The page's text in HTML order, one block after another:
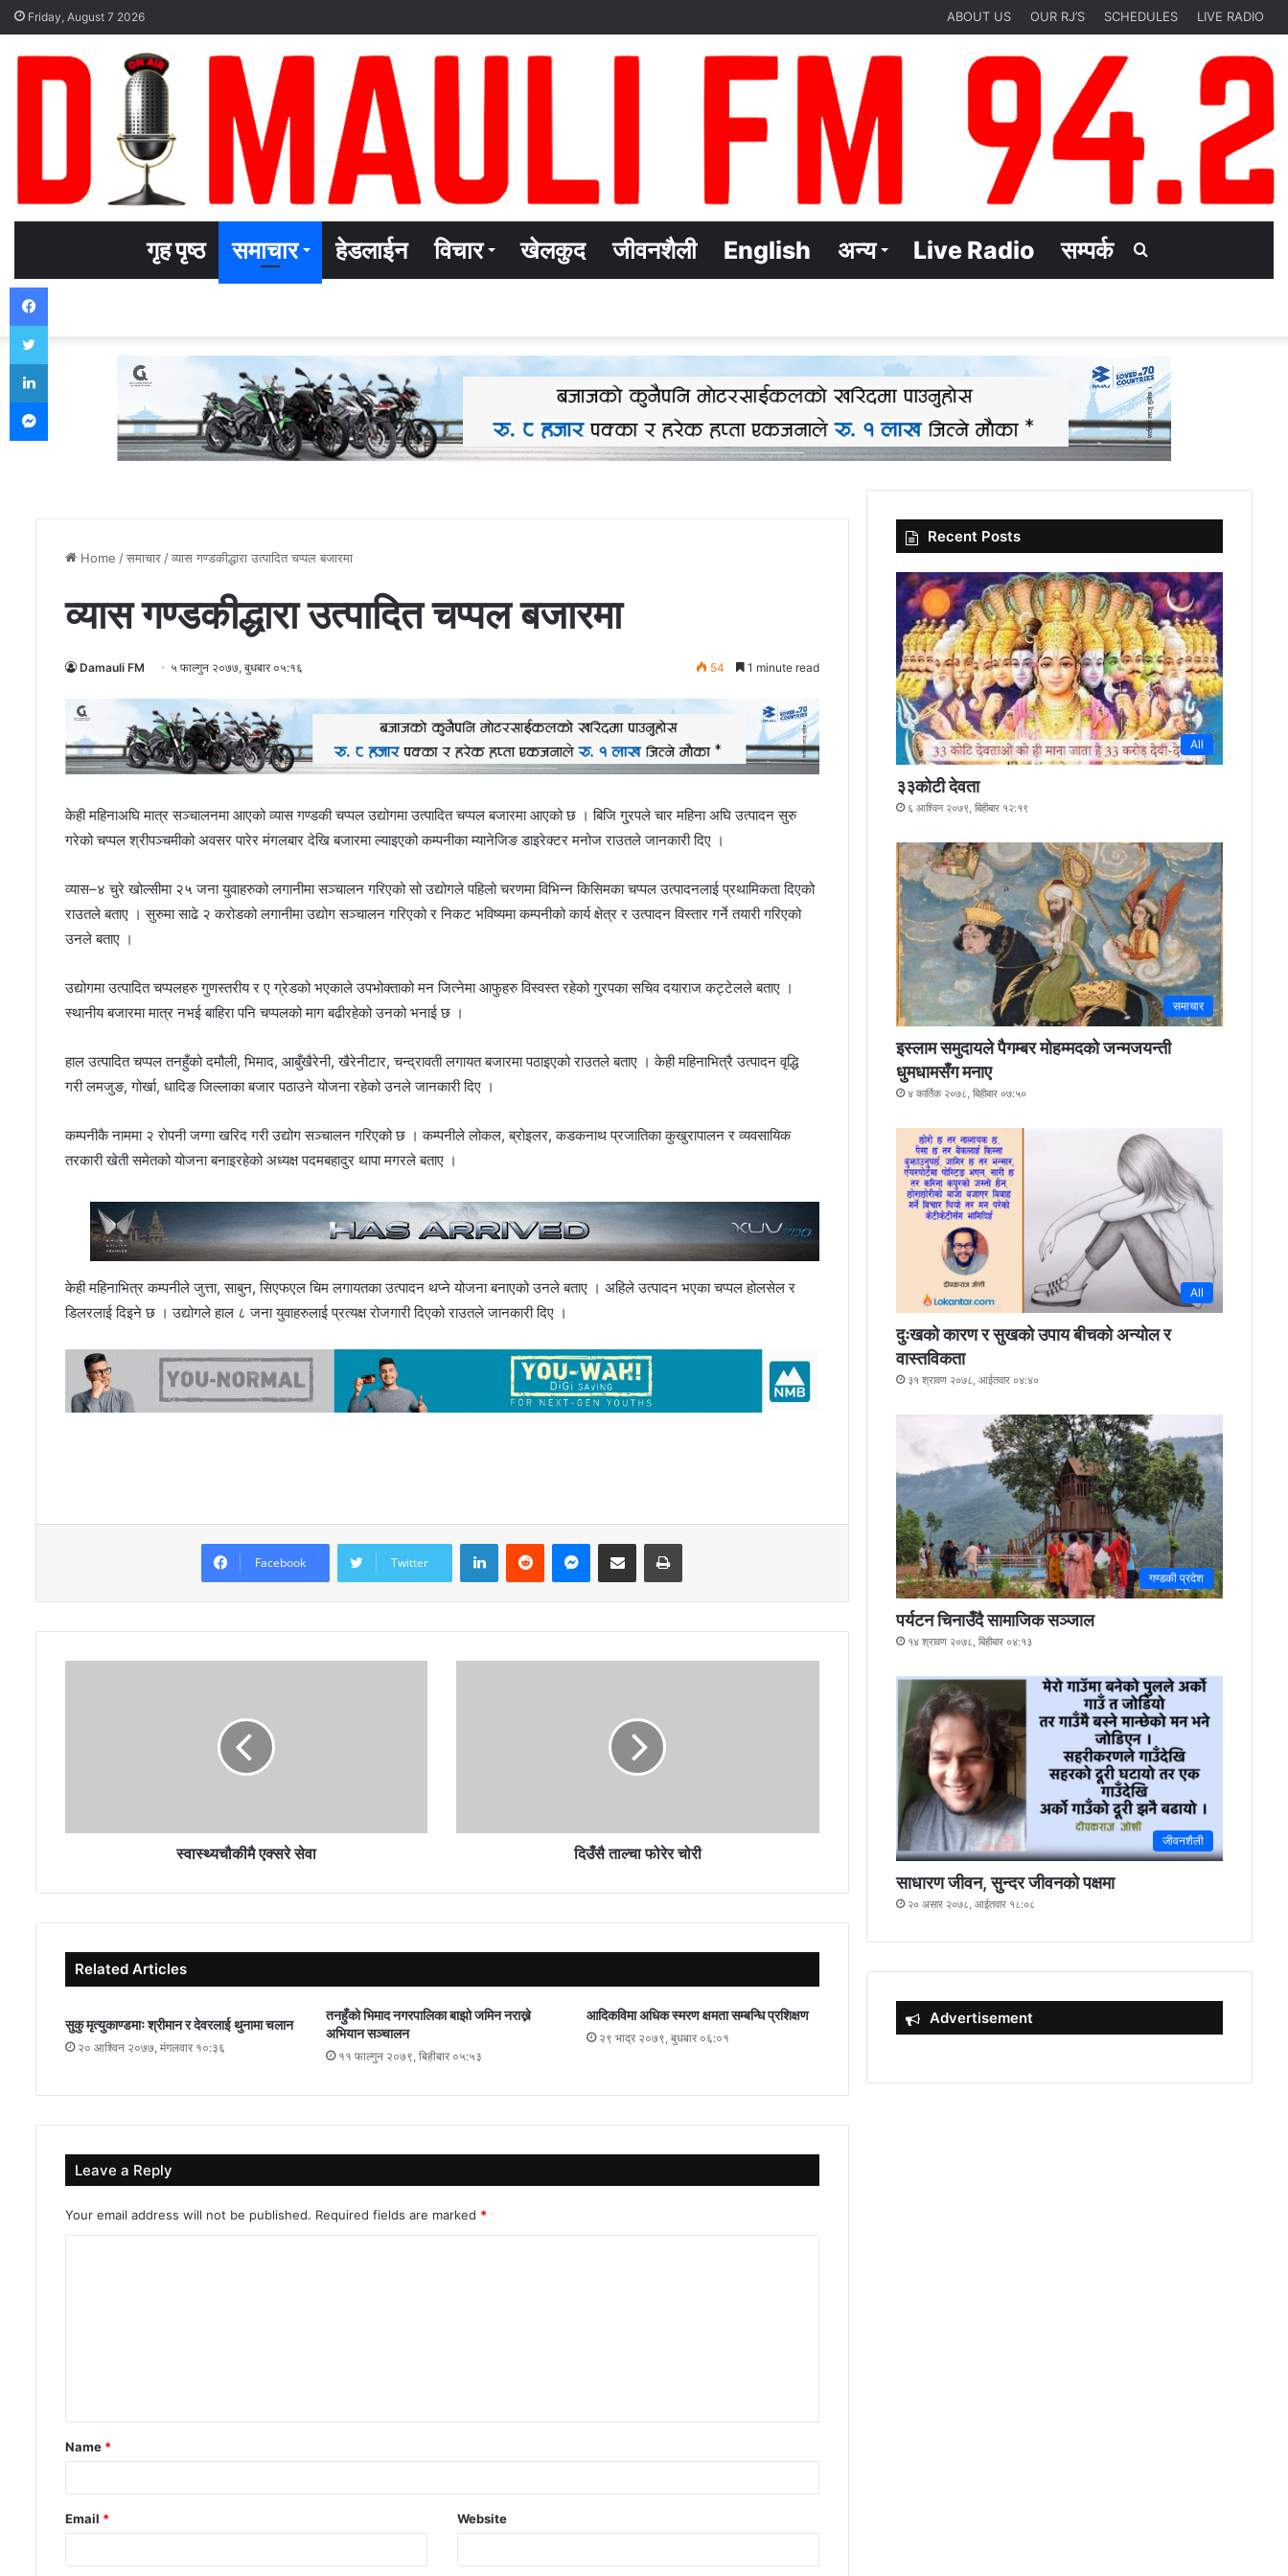
Friday, August 7 2026 ABOUT US OUR RJ’S SCHEDULES LIVE RADIO
गृह पृष्ठ समाचार हेडलाईन विचार खेलकुद जीवनशैली English अन्य Live Radio सम्पर्क
Home /समाचार /व्यास गण्डकीद्धारा उत्पादित चप्पल बजारमा
व्यास गण्डकीद्धारा उत्पादित चप्पल बजारमा
Damauli FM ५ फाल्गुन २०७७, बुधबार ०५:१६ 54 1 minute read
केही महिनाअघि मात्र सञ्चालनमा आएको व्यास गण्डकी चप्पल उद्योगमा उत्पादित चप्पल बजारमा आएको छ । बिजि गु्रपले चार महिना अघि उत्पादन सुरु
गरेको चप्पल श्रीपञ्चमीको अवसर पारेर मंगलबार देखि बजारमा ल्याइएको कम्पनीका म्यानेजिङ डाइरेक्टर मनोज राउतले जानकारी दिए ।
व्यास–४ चुरे खोल्सीमा २५ जना युवाहरुको लगानीमा सञ्चालन गरिएको सो उद्योगले पहिलो चरणमा विभिन्न किसिमका चप्पल उत्पादनलाई प्रथामिकता दिएको
राउतले बताए । सुरुमा साढे २ करोडको लगानीमा उद्योग सञ्चालन गरिएको र निकट भविष्यमा कम्पनीको कार्य क्षेत्र र उत्पादन विस्तार गर्ने तयारी गरिएको
उनले बताए ।
उद्योगमा उत्पादित चप्पलहरु गुणस्तरीय र ए ग्रेडको भएकाले उपभोक्ताको मन जित्नेमा आफुहरु विस्वस्त रहेको गु्रपका सचिव दयाराज कट्टेलले बताए ।
स्थानीय बजारमा मात्र नभई बाहिरा पनि चप्पलको माग बढीरहेको उनको भनाई छ ।
हाल उत्पादित चप्पल तनहुँको दमौली, भिमाद, आबुँखैरेनी, खैरेनीटार, चन्द्रावती लगायत बजारमा पठाइएको राउतले बताए । केही महिनाभित्रै उत्पादन वृद्धि
गरी लमजुङ, गोर्खा, धादिङ जिल्लाका बजार पठाउने योजना रहेको उनले जानकारी दिए ।
कम्पनीकै नाममा २ रोपनी जग्गा खरिद गरी उद्योग सञ्चालन गरिएको छ । कम्पनीले लोकल, ब्रोइलर, कडकनाथ प्रजातिका कुखुरापालन र व्यवसायिक
तरकारी खेती समेतको योजना बनाइरहेको अध्यक्ष पदमबहादुर थापा मगरले बताए ।
केही महिनाभित्र कम्पनीले जुत्ता, साबुन, सिएफएल चिम लगायतका उत्पादन थप्ने योजना बनाएको उनले बताए । अहिले उत्पादन भएका चप्पल होलसेल र
डिलरलाई दिइने छ । उद्योगले हाल ८ जना युवाहरुलाई प्रत्यक्ष रोजगारी दिएको राउतले जानकारी दिए ।
Facebook Twitter
LinkedInReddit Messenger
Share via Email Print
स्वास्थ्यचौकीमै एक्सरे सेवा दिउँसै ताल्चा फोरेर चोरी
Related Articles
सुकु मृत्युकाण्डमाः श्रीमान र देवरलाई थुनामा चलान
२० आश्विन २०७७, मंगलवार १०:३६
तनहुँको भिमाद नगरपालिका बाझो जमिन नराख्ने
अभियान सञ्चालन
११ फाल्गुन २०७९, बिहीबार ०५:५३
आदिकविमा अधिक स्मरण क्षमता सम्बन्धि प्रशिक्षण
२९ भाद्र २०७९, बुधबार ०६:०१
Leave a Reply
Your email address will not be published. Required fields are marked *
t
*
Name *
Email * Website
Recent Posts
All
३३कोटी देवता
६ आश्विन २०७९, बिहीबार १२:१९
समाचार
इस्लाम समुदायले पैगम्बर मोहम्मदको जन्मजयन्ती
धुमधामसँग मनाए
४ कार्तिक २०७८, बिहीबार ०७:५०
All
दुःखको कारण र सुखको उपाय बीचको अन्योल र
वास्तविकता
३१ श्रावण २०७८, आईतवार ०४:४०
गण्डकी प्रदेश
पर्यटन चिनाउँदै सामाजिक सञ्जाल
१४ श्रावण २०७८, बिहीबार ०४:१३
जीवनशैली
साधारण जीवन, सुन्दर जीवनको पक्षमा
२० असार २०७८, आईतवार १८:०८
Advertisement
Facebook
Twitter
LinkedIn
Messenger